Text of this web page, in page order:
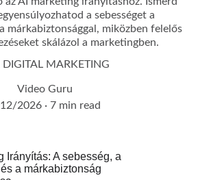
a sebességet a
márkabiztonsággal, miközben felelős
skálázol a marketingben.
DIGITAL MARKETING
Video Guru
2026
7 min read